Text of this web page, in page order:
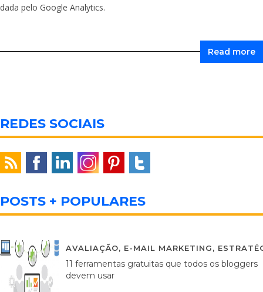
dada pelo Google Analytics.
Read more
REDES SOCIAIS
POSTS + POPULARES
AVALIAÇÃO, E-MAIL MARKETING,
11 ferramentas gratuitas que todos os bloggers
devem usar